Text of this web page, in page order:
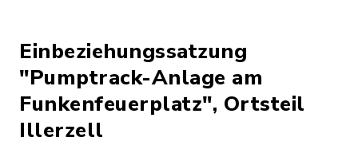
Einbeziehungssatzung
"Pumptrack-Anlage am
Funkenfeuerplatz", Ortsteil
Illerzell